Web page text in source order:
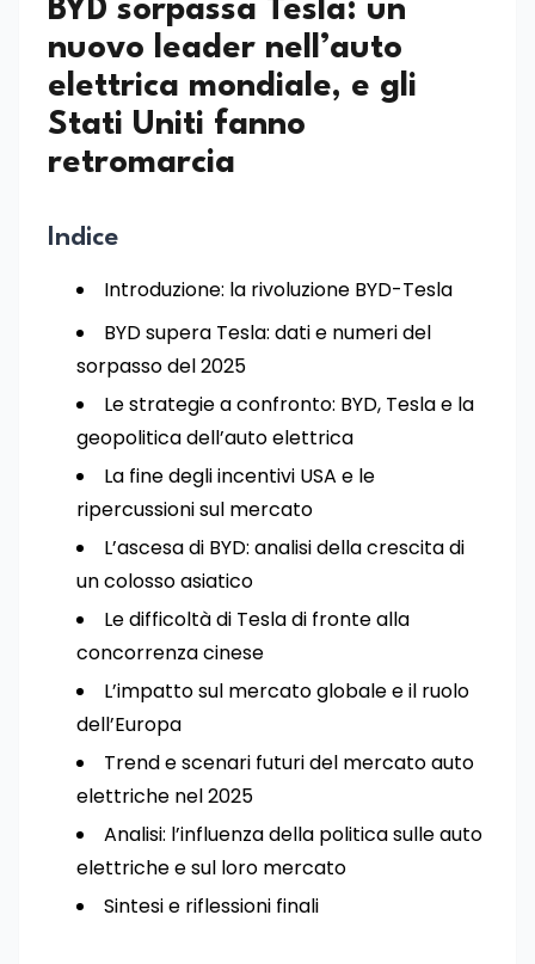
BYD sorpassa Tesla: un
nuovo leader nell’auto
elettrica mondiale, e gli
Stati Uniti fanno
retromarcia
Indice
Introduzione: la rivoluzione BYD-Tesla
BYD supera Tesla: dati e numeri del
sorpasso del 2025
Le strategie a confronto: BYD, Tesla e la
geopolitica dell’auto elettrica
La fine degli incentivi USA e le
ripercussioni sul mercato
L’ascesa di BYD: analisi della crescita di
un colosso asiatico
Le difficoltà di Tesla di fronte alla
concorrenza cinese
L’impatto sul mercato globale e il ruolo
dell’Europa
Trend e scenari futuri del mercato auto
elettriche nel 2025
Analisi: l’influenza della politica sulle auto
elettriche e sul loro mercato
Sintesi e riflessioni finali